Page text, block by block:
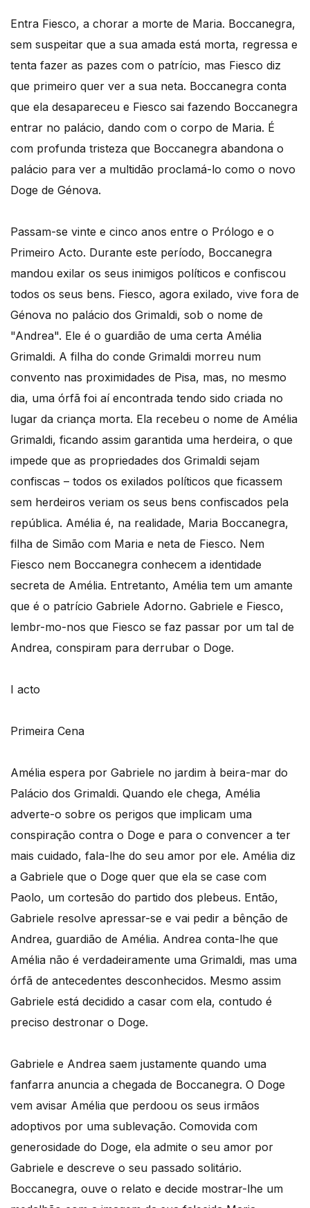
Entra Fiesco, a chorar a morte de Maria. Boccanegra,
sem suspeitar que a sua amada está morta, regressa e
tenta fazer as pazes com o patrício, mas Fiesco diz
que primeiro quer ver a sua neta. Boccanegra conta
que ela desapareceu e Fiesco sai fazendo Boccanegra
entrar no palácio, dando com o corpo de Maria. É
com profunda tristeza que Boccanegra abandona o
palácio para ver a multidão proclamá-lo como o novo
Doge de Génova.
Passam-se vinte e cinco anos entre o Prólogo e o
Primeiro Acto. Durante este período, Boccanegra
mandou exilar os seus inimigos políticos e confiscou
todos os seus bens. Fiesco, agora exilado, vive fora de
Génova no palácio dos Grimaldi, sob o nome de
"Andrea". Ele é o guardião de uma certa Amélia
Grimaldi. A filha do conde Grimaldi morreu num
convento nas proximidades de Pisa, mas, no mesmo
dia, uma órfã foi aí encontrada tendo sido criada no
lugar da criança morta. Ela recebeu o nome de Amélia
Grimaldi, ficando assim garantida uma herdeira, o que
impede que as propriedades dos Grimaldi sejam
confiscas – todos os exilados políticos que ficassem
sem herdeiros veriam os seus bens confiscados pela
república. Amélia é, na realidade, Maria Boccanegra,
filha de Simão com Maria e neta de Fiesco. Nem
Fiesco nem Boccanegra conhecem a identidade
secreta de Amélia. Entretanto, Amélia tem um amante
que é o patrício Gabriele Adorno. Gabriele e Fiesco,
lembr-mo-nos que Fiesco se faz passar por um tal de
Andrea, conspiram para derrubar o Doge.
I acto
Primeira Cena
Amélia espera por Gabriele no jardim à beira-mar do
Palácio dos Grimaldi. Quando ele chega, Amélia
adverte-o sobre os perigos que implicam uma
conspiração contra o Doge e para o convencer a ter
mais cuidado, fala-lhe do seu amor por ele. Amélia diz
a Gabriele que o Doge quer que ela se case com
Paolo, um cortesão do partido dos plebeus. Então,
Gabriele resolve apressar-se e vai pedir a bênção de
Andrea, guardião de Amélia. Andrea conta-lhe que
Amélia não é verdadeiramente uma Grimaldi, mas uma
órfã de antecedentes desconhecidos. Mesmo assim
Gabriele está decidido a casar com ela, contudo é
preciso destronar o Doge.
Gabriele e Andrea saem justamente quando uma
fanfarra anuncia a chegada de Boccanegra. O Doge
vem avisar Amélia que perdoou os seus irmãos
adoptivos por uma sublevação. Comovida com
generosidade do Doge, ela admite o seu amor por
Gabriele e descreve o seu passado solitário.
Boccanegra, ouve o relato e decide mostrar-lhe um